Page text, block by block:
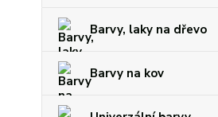
Barvy, laky na dřevo
Barvy na kov